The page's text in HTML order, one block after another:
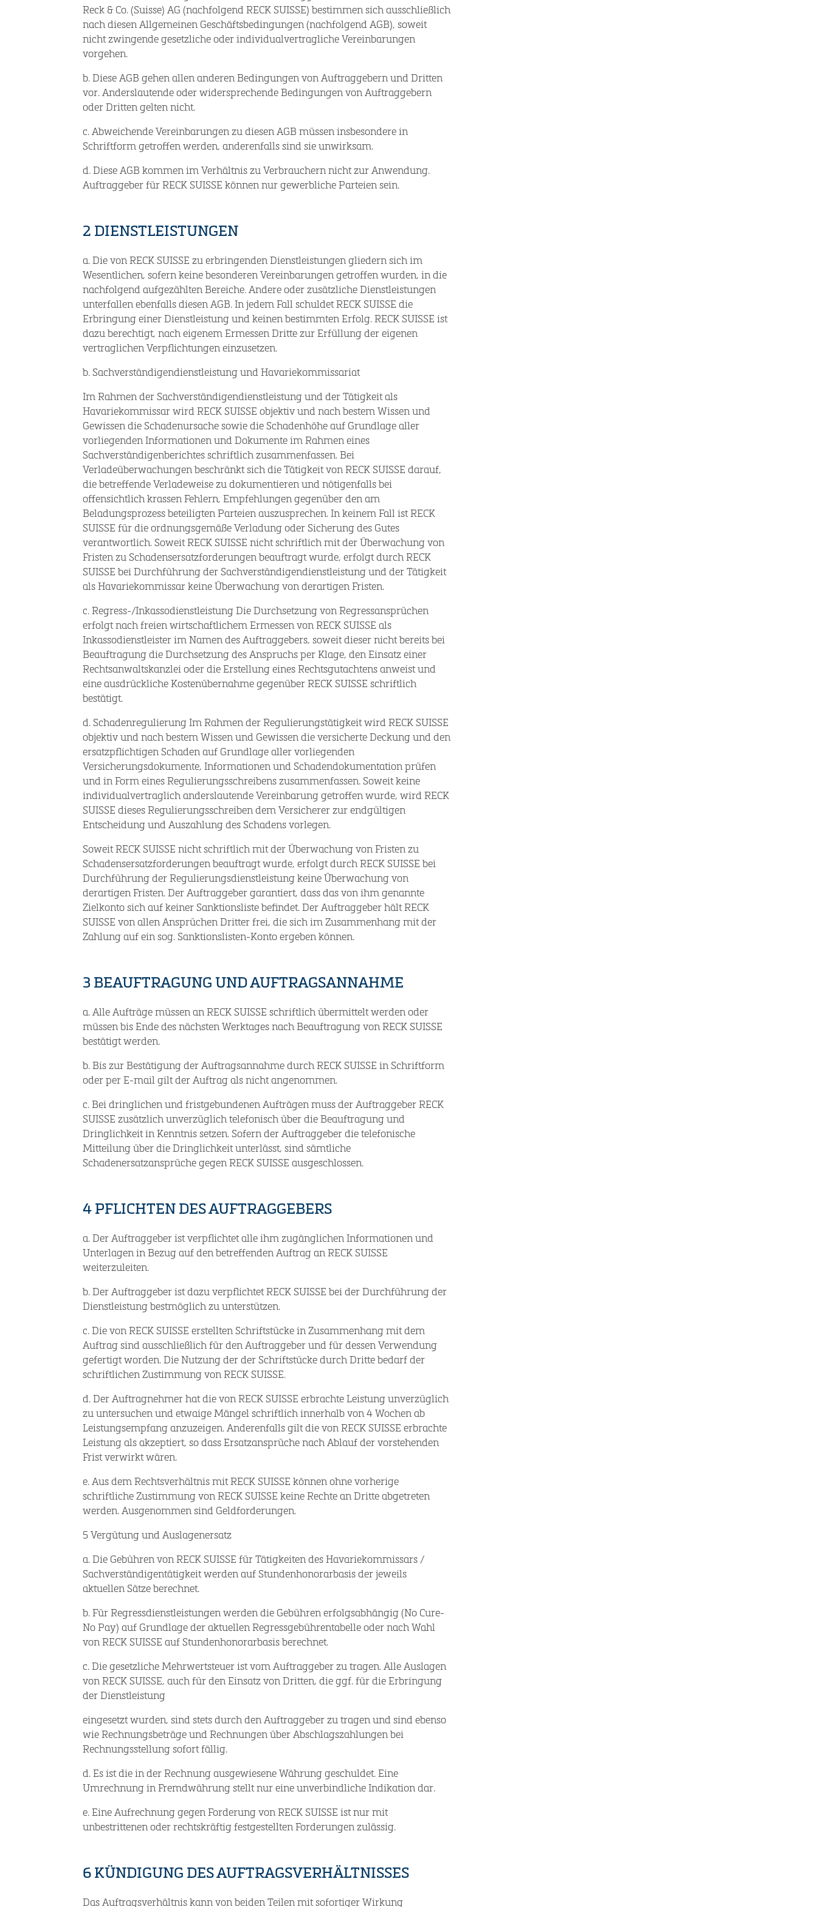
Reck & Co. (Suisse) AG (nachfolgend RECK SUISSE) bestimmen sich ausschließlich
nach diesen Allgemeinen Geschäftsbedingungen (nachfolgend AGB), soweit
nicht zwingende gesetzliche oder individualvertragliche Vereinbarungen
vorgehen.
b. Diese AGB gehen allen anderen Bedingungen von Auftraggebern und Dritten
vor. Anderslautende oder widersprechende Bedingungen von Auftraggebern
oder Dritten gelten nicht.
c. Abweichende Vereinbarungen zu diesen AGB müssen insbesondere in
Schriftform getroffen werden, anderenfalls sind sie unwirksam.
d. Diese AGB kommen im Verhältnis zu Verbrauchern nicht zur Anwendung.
Auftraggeber für RECK SUISSE können nur gewerbliche Parteien sein.
2 DIENSTLEISTUNGEN
a. Die von RECK SUISSE zu erbringenden Dienstleistungen gliedern sich im
Wesentlichen, sofern keine besonderen Vereinbarungen getroffen wurden, in die
nachfolgend aufgezählten Bereiche. Andere oder zusätzliche Dienstleistungen
unterfallen ebenfalls diesen AGB. In jedem Fall schuldet RECK SUISSE die
Erbringung einer Dienstleistung und keinen bestimmten Erfolg. RECK SUISSE ist
dazu berechtigt, nach eigenem Ermessen Dritte zur Erfüllung der eigenen
vertraglichen Verpflichtungen einzusetzen.
b. Sachverständigendienstleistung und Havariekommissariat
Im Rahmen der Sachverständigendienstleistung und der Tätigkeit als
Havariekommissar wird RECK SUISSE objektiv und nach bestem Wissen und
Gewissen die Schadenursache sowie die Schadenhöhe auf Grundlage aller
vorliegenden Informationen und Dokumente im Rahmen eines
Sachverständigenberichtes schriftlich zusammenfassen. Bei
Verladeüberwachungen beschränkt sich die Tätigkeit von RECK SUISSE darauf,
die betreffende Verladeweise zu dokumentieren und nötigenfalls bei
offensichtlich krassen Fehlern, Empfehlungen gegenüber den am
Beladungsprozess beteiligten Parteien auszusprechen. In keinem Fall ist RECK
SUISSE für die ordnungsgemäße Verladung oder Sicherung des Gutes
verantwortlich. Soweit RECK SUISSE nicht schriftlich mit der Überwachung von
Fristen zu Schadensersatzforderungen beauftragt wurde, erfolgt durch RECK
SUISSE bei Durchführung der Sachverständigendienstleistung und der Tätigkeit
als Havariekommissar keine Überwachung von derartigen Fristen.
c. Regress-/Inkassodienstleistung Die Durchsetzung von Regressansprüchen
erfolgt nach freien wirtschaftlichem Ermessen von RECK SUISSE als
Inkassodienstleister im Namen des Auftraggebers, soweit dieser nicht bereits bei
Beauftragung die Durchsetzung des Anspruchs per Klage, den Einsatz einer
Rechtsanwaltskanzlei oder die Erstellung eines Rechtsgutachtens anweist und
eine ausdrückliche Kostenübernahme gegenüber RECK SUISSE schriftlich
bestätigt.
d. Schadenregulierung Im Rahmen der Regulierungstätigkeit wird RECK SUISSE
objektiv und nach bestem Wissen und Gewissen die versicherte Deckung und den
ersatzpflichtigen Schaden auf Grundlage aller vorliegenden
Versicherungsdokumente, Informationen und Schadendokumentation prüfen
und in Form eines Regulierungsschreibens zusammenfassen. Soweit keine
individualvertraglich anderslautende Vereinbarung getroffen wurde, wird RECK
SUISSE dieses Regulierungsschreiben dem Versicherer zur endgültigen
Entscheidung und Auszahlung des Schadens vorlegen.
Soweit RECK SUISSE nicht schriftlich mit der Überwachung von Fristen zu
Schadensersatzforderungen beauftragt wurde, erfolgt durch RECK SUISSE bei
Durchführung der Regulierungsdienstleistung keine Überwachung von
derartigen Fristen. Der Auftraggeber garantiert, dass das von ihm genannte
Zielkonto sich auf keiner Sanktionsliste befindet. Der Auftraggeber hält RECK
SUISSE von allen Ansprüchen Dritter frei, die sich im Zusammenhang mit der
Zahlung auf ein sog. Sanktionslisten-Konto ergeben können.
3 BEAUFTRAGUNG UND AUFTRAGSANNAHME
a. Alle Aufträge müssen an RECK SUISSE schriftlich übermittelt werden oder
müssen bis Ende des nächsten Werktages nach Beauftragung von RECK SUISSE
bestätigt werden.
b. Bis zur Bestätigung der Auftragsannahme durch RECK SUISSE in Schriftform
oder per E-mail gilt der Auftrag als nicht angenommen.
c. Bei dringlichen und fristgebundenen Aufträgen muss der Auftraggeber RECK
SUISSE zusätzlich unverzüglich telefonisch über die Beauftragung und
Dringlichkeit in Kenntnis setzen. Sofern der Auftraggeber die telefonische
Mitteilung über die Dringlichkeit unterlässt, sind sämtliche
Schadenersatzansprüche gegen RECK SUISSE ausgeschlossen.
4 PFLICHTEN DES AUFTRAGGEBERS
a. Der Auftraggeber ist verpflichtet alle ihm zugänglichen Informationen und
Unterlagen in Bezug auf den betreffenden Auftrag an RECK SUISSE
weiterzuleiten.
b. Der Auftraggeber ist dazu verpflichtet RECK SUISSE bei der Durchführung der
Dienstleistung bestmöglich zu unterstützen.
c. Die von RECK SUISSE erstellten Schriftstücke in Zusammenhang mit dem
Auftrag sind ausschließlich für den Auftraggeber und für dessen Verwendung
gefertigt worden. Die Nutzung der der Schriftstücke durch Dritte bedarf der
schriftlichen Zustimmung von RECK SUISSE.
d. Der Auftragnehmer hat die von RECK SUISSE erbrachte Leistung unverzüglich
zu untersuchen und etwaige Mängel schriftlich innerhalb von 4 Wochen ab
Leistungsempfang anzuzeigen. Anderenfalls gilt die von RECK SUISSE erbrachte
Leistung als akzeptiert, so dass Ersatzansprüche nach Ablauf der vorstehenden
Frist verwirkt wären.
e. Aus dem Rechtsverhältnis mit RECK SUISSE können ohne vorherige
schriftliche Zustimmung von RECK SUISSE keine Rechte an Dritte abgetreten
werden. Ausgenommen sind Geldforderungen.
5 Vergütung und Auslagenersatz
a. Die Gebühren von RECK SUISSE für Tätigkeiten des Havariekommissars /
Sachverständigentätigkeit werden auf Stundenhonorarbasis der jeweils
aktuellen Sätze berechnet.
b. Für Regressdienstleistungen werden die Gebühren erfolgsabhängig (No Cure-
No Pay) auf Grundlage der aktuellen Regressgebührentabelle oder nach Wahl
von RECK SUISSE auf Stundenhonorarbasis berechnet.
c. Die gesetzliche Mehrwertsteuer ist vom Auftraggeber zu tragen. Alle Auslagen
von RECK SUISSE, auch für den Einsatz von Dritten, die ggf. für die Erbringung
der Dienstleistung
eingesetzt wurden, sind stets durch den Auftraggeber zu tragen und sind ebenso
wie Rechnungsbeträge und Rechnungen über Abschlagszahlungen bei
Rechnungsstellung sofort fällig.
d. Es ist die in der Rechnung ausgewiesene Währung geschuldet. Eine
Umrechnung in Fremdwährung stellt nur eine unverbindliche Indikation dar.
e. Eine Aufrechnung gegen Forderung von RECK SUISSE ist nur mit
unbestrittenen oder rechtskräftig festgestellten Forderungen zulässig.
6 KÜNDIGUNG DES AUFTRAGSVERHÄLTNISSES
Das Auftragsverhältnis kann von beiden Teilen mit sofortiger Wirkung